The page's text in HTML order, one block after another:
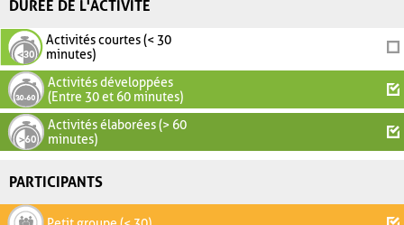
DURÉE DE L'ACTIVITÉ
Activités courtes (< 30
minutes)
Activités développées
(Entre 30 et 60 minutes)
Activités élaborées (> 60
minutes)
PARTICIPANTS